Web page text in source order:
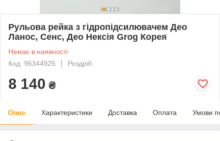
Рульова рейка з гідропідсилювачем Део
Ланос, Сенс, Део Нексія Grog Корея
Немає в наявності
Код: 96344925
Роздріб
8 140 ₴
Опис Характеристики Доставка Оплата Умови